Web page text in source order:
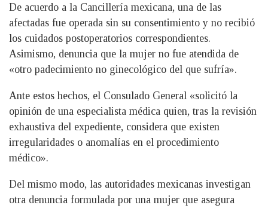
De acuerdo a la Cancillería mexicana, una de las
afectadas fue operada sin su consentimiento y no recibió
los cuidados postoperatorios correspondientes.
Asimismo, denuncia que la mujer no fue atendida de
«otro padecimiento no ginecológico del que sufría».
Ante estos hechos, el Consulado General «solicitó la
opinión de una especialista médica quien, tras la revisión
exhaustiva del expediente, considera que existen
irregularidades o anomalías en el procedimiento
médico».
Del mismo modo, las autoridades mexicanas investigan
otra denuncia formulada por una mujer que asegura